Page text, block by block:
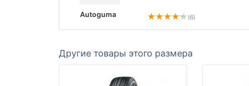
Autoguma (6)
Другие товары этого размера